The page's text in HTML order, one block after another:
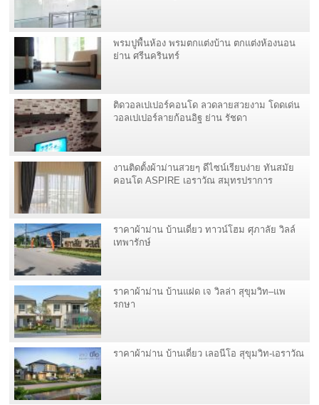
พรมปูพื้นห้อง พรมตกแต่งบ้าน ตกแต่งห้องนอน
ย่าน ศรีนครินทร์
ติดวอลเปเปอร์คอนโด ลวดลายสวยงาม โดดเด่น
วอลเปเปอร์ลายก้อนอิฐ ย่าน รัชดา
งานติดตั้งผ้าม่านสวยๆ ดีไซน์เรียบง่าย ทันสมัย
คอนโด ASPIRE เอราวัณ สมุทรปราการ
ราคาผ้าม่าน บ้านเดี่ยว ทาวน์โฮม ศุภาลัย วิลล์
เทพารักษ์
ราคาผ้าม่าน บ้านแฝด เจ วิลล่า สุขุมวิท–แพ
รกษา
ราคาผ้าม่าน บ้านเดี่ยว เลอนีโอ สุขุมวิท-เอราวัณ